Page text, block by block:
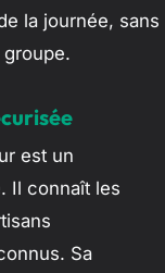
la journée, sans
groupe.
est un
Il connaît les
Sa